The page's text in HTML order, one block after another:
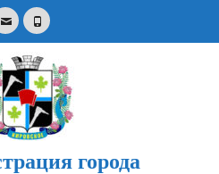
EmailPhone
города